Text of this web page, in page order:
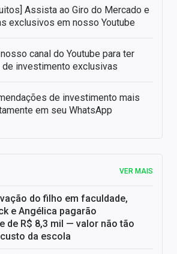
Assista ao Giro do Mercado e
exclusivos em nosso Youtube
canal do Youtube para ter
investimento exclusivas
de investimento mais
em seu WhatsApp
VER MAIS
do filho em faculdade,
e Angélica pagarão
de R$ 8,3 mil — valor não tão
da escola